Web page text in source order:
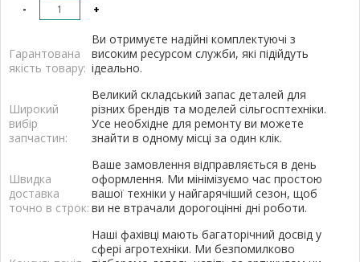
- +
Гарантована
якість товару:
Ви отримуєте надійні комплектуючі з
високим ресурсом служби, які підійдуть
ідеально.
Широкий
вибір
запчастин:
Великий складський запас деталей для
різних брендів та моделей сільгосптехніки.
Усе необхідне для ремонту ви можете
знайти в одному місці за один клік.
Швидка
доставка
точно в строк:
Ваше замовлення відправляється в день
оформлення. Ми мінімізуємо час простою
вашої техніки у найгарячіший сезон, щоб
ви не втрачали дорогоцінні дні роботи.
Наші фахівці мають багаторічний досвід у
сфері агротехніки. Ми безпомилково